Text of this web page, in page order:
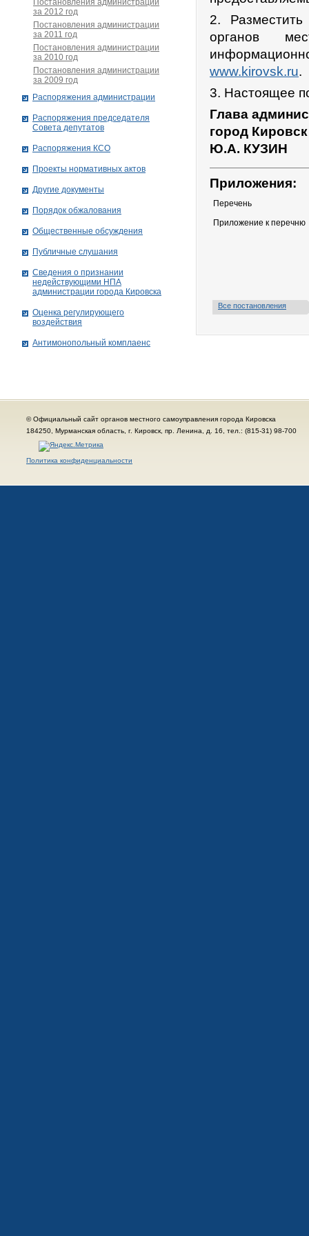
2.
органов
www.kirovsk.ru.
3. Настоящее
Глава
город
Ю.А. КУЗИН
Приложения:
Перечень
Приложение к перечню
Все постановления
Постановления администрации
за 2012 год
Постановления администрации
за 2011 год
Постановления администрации
за 2010 год
Постановления администрации
за 2009 год
Распоряжения администрации
Распоряжения председателя
Совета депутатов
Распоряжения КСО
Проекты нормативных актов
Другие документы
Порядок обжалования
Общественные обсуждения
Публичные слушания
Сведения о признании
недействующими НПА
администрации города Кировскa
Оценка регулирующего
воздействия
Антимонопольный комплаенс
© Официальный сайт органов местного самоуправления города Кировска
184250, Мурманская область, г. Кировск, пр. Ленина, д. 16, тел.: (815-31) 98-700
Политика конфиденциальности